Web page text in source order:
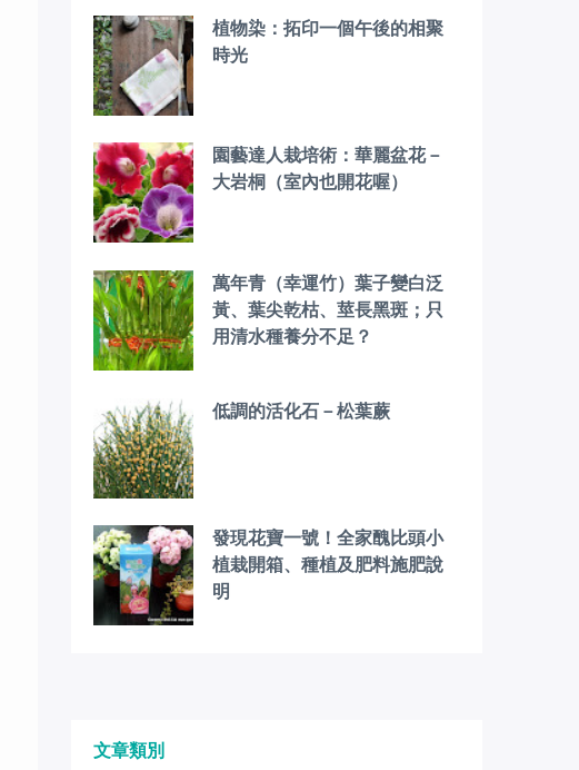
植物染：拓印一個午後的相聚
時光
園藝達人栽培術：華麗盆花－
大岩桐（室內也開花喔）
萬年青（幸運竹）葉子變白泛
黃、葉尖乾枯、莖長黑斑；只
用清水種養分不足？
低調的活化石－松葉蕨
發現花寶一號！全家醜比頭小
植栽開箱、種植及肥料施肥說
明
文章類別